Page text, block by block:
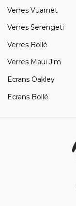
Verres Vuarnet
Verres Serengeti
Verres Bollé
Verres Maui Jim
Ecrans Oakley
Ecrans Bollé